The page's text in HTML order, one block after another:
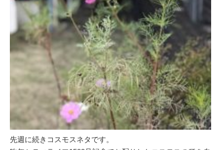
先週に続きコスモスネタです。